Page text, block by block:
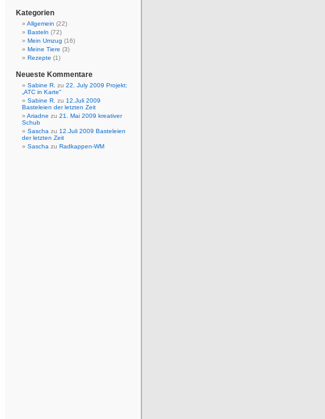
Kategorien
Allgemein (22)
Basteln (72)
Mein Umzug (16)
Meine Tiere (3)
Rezepte (1)
Neueste Kommentare
Sabine R. zu 22. July 2009 Projekt:
„ATC in Karte“
Sabine R. zu 12.Juli 2009
Basteleien der letzten Zeit
Ariadne zu 21. Mai 2009 kreativer
Schub
Sascha zu 12.Juli 2009 Basteleien
der letzten Zeit
Sascha zu Radkappen-WM